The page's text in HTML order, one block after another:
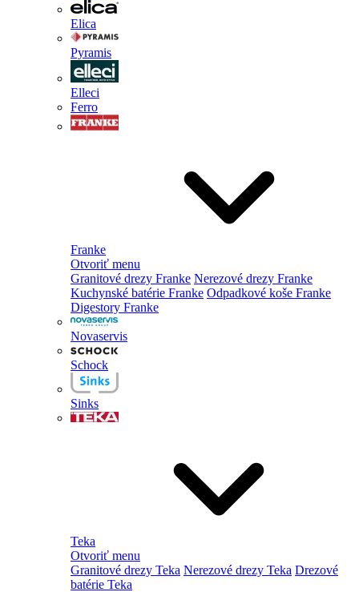
Elica
Pyramis
Elleci
Ferro
Franke
Otvoriť menu
Granitové drezy Franke Nerezové drezy Franke
Kuchynské batérie Franke Odpadkové koše Franke
Digestory Franke
Novaservis
Schock
Sinks
Teka
Otvoriť menu
Granitové drezy Teka Nerezové drezy Teka Drezové
batérie Teka